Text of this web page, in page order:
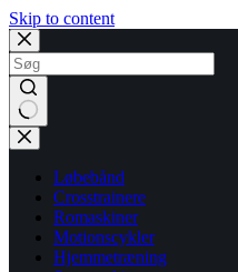
Skip to content
No
results
Løbebånd
Crosstrainere
Romaskiner
Motionscykler
Hjemmetræning